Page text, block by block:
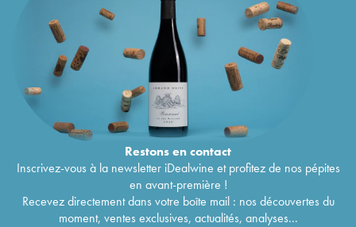
Restons encontact
Inscrivez-vous à la newsletter iDealwine et profitez de nos pépites
en avant-première !
Recevez directement dans votre boîte mail : nos découvertes du
moment, ventes exclusives, actualités, analyses...